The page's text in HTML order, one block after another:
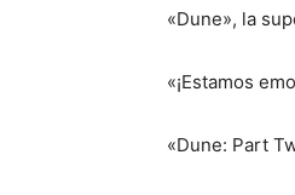
«Dune», la
«¡Estamos
«Dune: Part